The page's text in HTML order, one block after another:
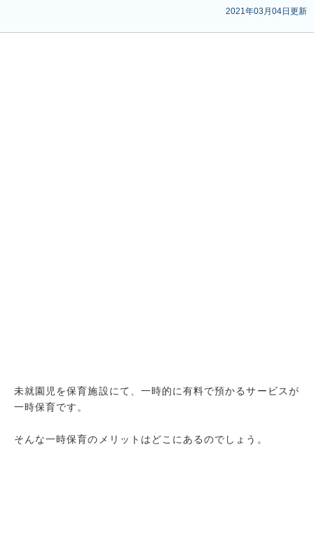
2021年03月04日更新
未就園児を保育施設にて、一時的に有料で預かるサービスが
一時保育です。
そんな一時保育のメリットはどこにあるのでしょう。